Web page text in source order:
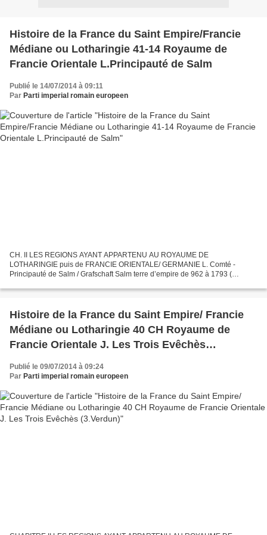
Histoire de la France du Saint Empire/Francie
Médiane ou Lotharingie 41-14 Royaume de
Francie Orientale L.Principauté de Salm
Publié le 14/07/2014 à 09:11
Par Parti imperial romain europeen
CH. II LES REGIONS AYANT APPARTENU AU ROYAUME DE
LOTHARINGIE puis de FRANCIE ORIENTALE/ GERMANIE L. Comté -
Principauté de Salm / Grafschaft Salm terre d’empire de 962 à 1793 (
Vieux-Moulins,...
Histoire de la France du Saint Empire/ Francie
Médiane ou Lotharingie 40 CH Royaume de
Francie Orientale J. Les Trois Evêchès
(3.Verdun)
Publié le 09/07/2014 à 09:24
Par Parti imperial romain europeen